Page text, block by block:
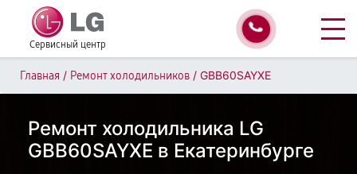
Сервисный центр
Главная / Ремонт холодильников / GBB60SAYXE
Ремонт холодильника LG
GBB60SAYXE в Екатеринбурге